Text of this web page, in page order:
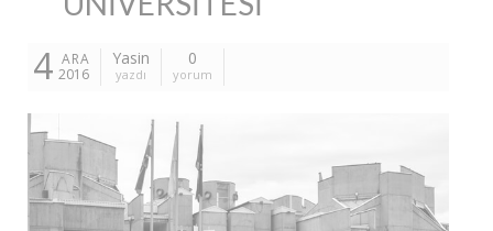
4 ARA
2016
Yasin
yazdı
0
yorum